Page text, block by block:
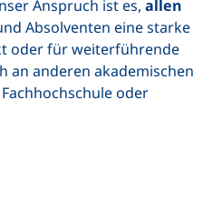
Anspruch ist es, allen
Absolventen eine starke
oder für weiterführende
an anderen akademischen
oder